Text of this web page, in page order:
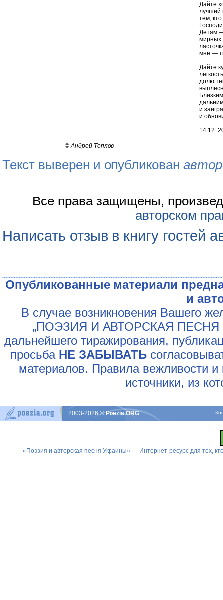
Дайте
лучший
тем,
Детям
мирных
мне —
Дайте
долю
и
и
14.12.
©Андрей Теплов
Текст выверен и опубликован
Все права защищены,
авторском
Написать отзыв в книгу гостей
Опубликованные материали
и
В случае возникновения Вашего
„ПОЭЗИЯ И АВТОРСКАЯ ПЕСНЯ
дальнейшего тиражирования,
просьба НЕ ЗАБЫВАТЬ
материалов. Правила вежливости и
источники, из
2003-2026© Poezia.ORG
«Поэзия и авторская песня Украины» — Интернет-ресурс для тех,